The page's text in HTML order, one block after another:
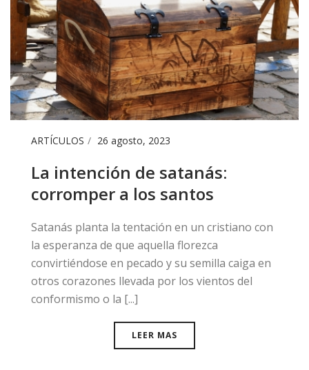
ARTÍCULOS 26 agosto, 2023
La intención de satanás:
corromper a los santos
Satanás planta la tentación en un cristiano con
la esperanza de que aquella florezca
convirtiéndose en pecado y su semilla caiga en
otros corazones llevada por los vientos del
conformismo o la [...]
LEER MAS